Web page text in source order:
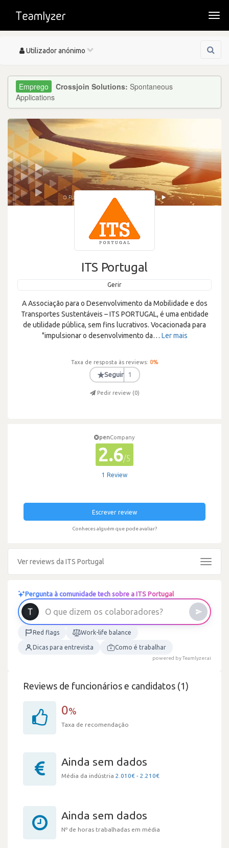
Toggle
Utilizador anónimo
Crossjoin Solutions: Spontaneous
Applications
ITS Portugal
Gerir
A Associação para o Desenvolvimento da Mobilidade e dos
Transportes Sustentáveis – ITS PORTUGAL, é uma entidade
de utilidade pública, sem fins lucrativos. Vocacionada para
"impulsionar o desenvolvimento da… Ler mais
Taxa de resposta às reviews: 0%
★Seguir 1
Pedir review (0)
penCompany
2.6/5
1 Review
Escrever review
Conheces alguém que pode avaliar?
Ver reviews da ITS Portugal
Toggle
Pergunta à comunidade tech sobre a ITS Portugal
O que d izem os colaborad ores?
Red flags Work-life balance
Dicas para entrevista Como é trabalhar
powered by Teamlyzer.ai
Reviews de funcionários e candidatos (1)
0%
Taxa de recomendação
Ainda sem dados
Média da indústria 2.010€ - 2.210€
Ainda sem dados
Nº de horas trabalhadas em média